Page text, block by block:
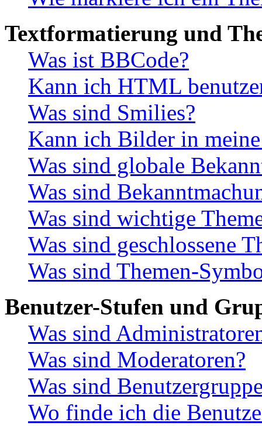
Textformatierung und
Was ist BBCode?
Kann ich HTML
Was sind Smilies?
Kann ich Bilder in
Was sind globale
Was sind
Was sind wichtige
Was sind geschlossene
Was sind Themen-
Benutzer-Stufen und
Was sind
Was sind Moderatoren?
Was sind
Wo finde ich die